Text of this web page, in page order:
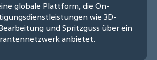
globale Plattform, die On-
wie 3D-
und Spritzguss über ein
anbietet.